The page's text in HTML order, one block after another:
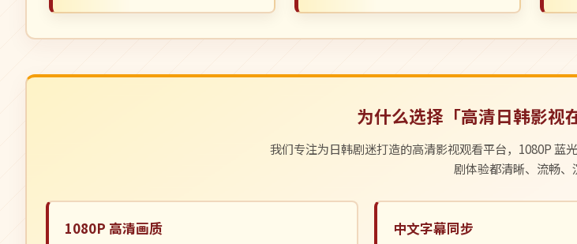
为什么选择「高清日韩影视
我们专注为日韩剧迷打造的高清影视观看平台，1080P 蓝
剧体验都清晰、流畅、
1080P 高清画质 中文字幕同步